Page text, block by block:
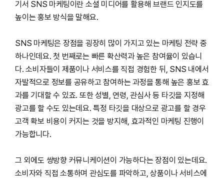
기서 SNS 마케팅이란 소셜 미디어를 활용해 브랜드 인지도를
높이는 홍보 방식을 말해요.
SNS 마케팅은 장점을 굉장히 많이 가지고 있는 마케팅 전략 중
하나인데요. 첫 번째로는 빠른 확산력과 높은 참여율이 있습니
다. 소비자들이 제품이나 서비스를 직접 경험한 뒤, SNS 내에서
자발적으로 정보를 공유하고 참여하는 과정을 통해 높은 홍보 효
과를 기대할 수 있죠. 또한 성별, 연령, 관심사 등 타깃을 지정해
광고를 할 수도 있는데요. 특정 타깃을 대상으로 광고를 할 경우
고객 확보 비용이 커지는 것을 방지해, 효과적인 마케팅 진행이
가능합니다.
그 외에도 쌍방향 커뮤니케이션이 가능하다는 장점이 있는데요.
소비자와 직접 소통하며 관심도를 파악하고, 상품이나 서비스에